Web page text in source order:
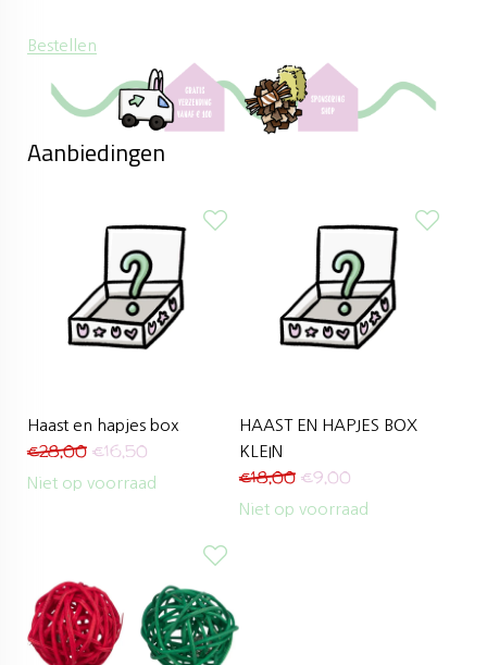
Bestellen
Aanbiedingen
Haast en hapjes box
€28,00 €16,50
Niet op voorraad
HAAST EN HAPJES BOX
KLEIN
€18,00 €9,00
Niet op voorraad